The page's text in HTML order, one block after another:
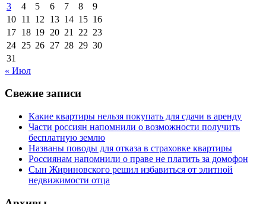
3
4 5 6 7 8
9
10 11 12 13 14 15 16
17 18 19 20 21 22 23
24 25 26 27 28 29 30
31
« Июл
Свежие записи
Какие квартиры нельзя покупать для сдачи в аренду
Части россиян напомнили о возможности получить
бесплатную землю
Названы поводы для отказа в страховке квартиры
Россиянам напомнили о праве не платить за домофон
Сын Жириновского решил избавиться от элитной
недвижимости отца